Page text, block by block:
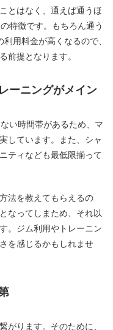
とはなく、 通えば通うほ
特徴です。もちろん通う
用料金が高くなるので、
前提となります。
ーニングがメイン
い時間帯があるため、マ
しています。また、シャ
ティなども最低限揃って
法を教えてもらえるの
なってしまため、それ以
。 ジム利用やトレーニン
を感じるかもしれませ
がります。そのために、